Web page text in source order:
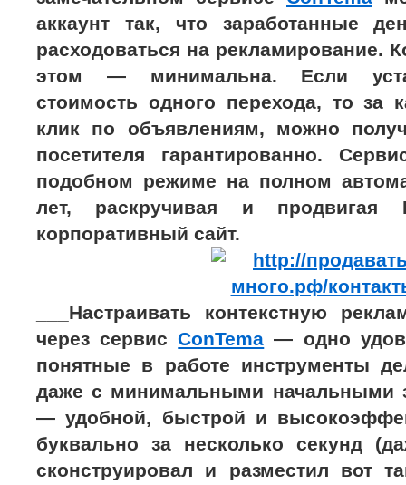
аккаунт так, что заработанные
расходоваться на рекламирование.
этом — минимальна. Если
стоимость одного перехода, то за
клик по объявлениям, можно
посетителя гарантированно.
подобном режиме на полном
лет, раскручивая и продвигая
корпоративный сайт.
___Настраивать контекстную
через сервисConTema — одно
понятные в работе инструменты
даже с минимальными начальными
— удобной, быстрой и
буквально за несколько секунд
сконструировал и разместил вот